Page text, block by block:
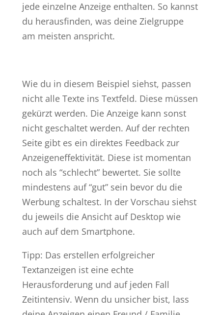
jede einzelne Anzeige enthalten. So kannst
du herausfinden, was deine Zielgruppe
am meisten anspricht.
Wie du in diesem Beispiel siehst, passen
nicht alle Texte ins Textfeld. Diese müssen
gekürzt werden. Die Anzeige kann sonst
nicht geschaltet werden. Auf der rechten
Seite gibt es ein direktes Feedback zur
Anzeigeneffektivität. Diese ist momentan
noch als “schlecht” bewertet. Sie sollte
mindestens auf “gut” sein bevor du die
Werbung schaltest. In der Vorschau siehst
du jeweils die Ansicht auf Desktop wie
auch auf dem Smartphone.
Tipp: Das erstellen erfolgreicher
Textanzeigen ist eine echte
Herausforderung und auf jeden Fall
Zeitintensiv. Wenn du unsicher bist, lass